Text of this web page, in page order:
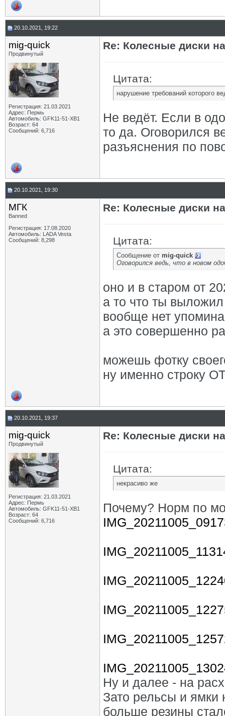
20.10.2021, 19:22
mig-quick
Продвинутый
Регистрация: 21.03.2021
Адрес: Пермь
Автомобиль: GFK11-51-ХВ1
Возраст: 64
Сообщений: 6,716
Re: Колесные диски
Цитата:
нарушение требований которого
Не ведёт. Если в
то да. Оговорился
разъяснения по
20.10.2021, 19:30
МГК
Banned
Регистрация: 17.08.2020
Автомобиль: LADA Vesta
Сообщений: 8,298
Re: Колесные диски
Цитата:
Сообщение от mig-quick
Оговорился ведь, что в новом
оно и в старом от
а то что ты
вообще нет
а это совершенно
можешь фотку
ну именно строку
20.10.2021, 19:37
mig-quick
Продвинутый
Регистрация: 21.03.2021
Адрес: Пермь
Автомобиль: GFK11-51-ХВ1
Возраст: 64
Сообщений: 6,716
Re: Колесные диски
Цитата:
некрасиво же
Почему? Норм по
Ну и далее - на
Зато рельсы и ямки
больше резины